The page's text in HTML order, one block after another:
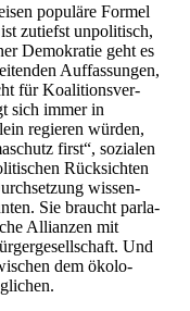
populäre Formel
zutiefst unpoli­tisch,
Demokratie geht es
Auffas­sungen,
für Koali­ti­ons­ver­
sich immer in
regieren würden,
first“, sozialen
Rücksichten
wissen­
Sie braucht parla­
Allianzen mit
Und
dem ökolo­